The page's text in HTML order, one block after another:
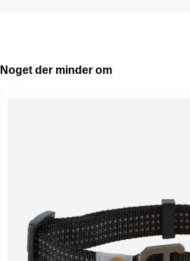
Noget der minder om